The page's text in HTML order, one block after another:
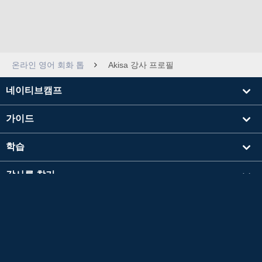
온라인 영어 회화 톱 Akisa 강사 프로필
네이티브캠프
가이드
학습
강사를 찾기